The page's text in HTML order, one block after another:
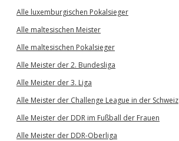
Alle luxemburgischen Pokalsieger
Alle maltesischen Meister
Alle maltesischen Pokalsieger
Alle Meister der 2. Bundesliga
Alle Meister der 3. Liga
Alle Meister der Challenge League in der Schweiz
Alle Meister der DDR im Fußball der Frauen
Alle Meister der DDR-Oberliga